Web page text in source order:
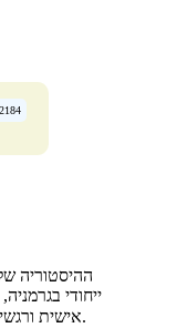
ייחודי
אישית ורגשית לדורות חדשים. פרויקט «אינגريد זפירו» הוא מודל של «זיכרון חי», בו מחקר, יום-זיכרון ופדגוגיקה מתמזגים לתהליך אחד.